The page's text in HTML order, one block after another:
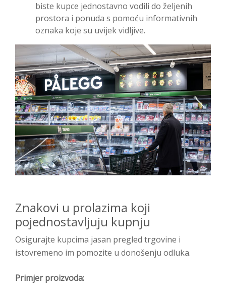
biste kupce jednostavno vodili do željenih
prostora i ponuda s pomoću informativnih
oznaka koje su uvijek vidljive.
Znakovi u prolazima koji
pojednostavljuju kupnju
Osigurajte kupcima jasan pregled trgovine i
istovremeno im pomozite u donošenju odluka.
Primjer proizvoda: